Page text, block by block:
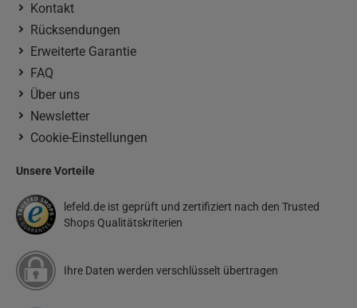
Kontakt
Rücksendungen
Erweiterte Garantie
FAQ
Über uns
Newsletter
Cookie-Einstellungen
Unsere Vorteile
lefeld.de ist geprüft und zertifiziert nach den Trusted
Shops Qualitätskriterien
Ihre Daten werden verschlüsselt übertragen